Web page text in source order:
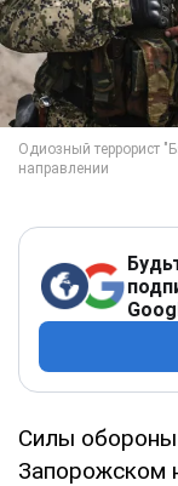
Силы
Запорожском